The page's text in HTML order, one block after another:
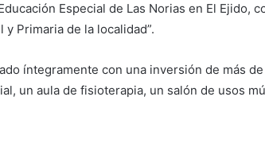
Especial de Las Norias en El Ejido,
Primaria de la localidad”.
íntegramente con una inversión de más
un aula de fisioterapia, un salón de usos